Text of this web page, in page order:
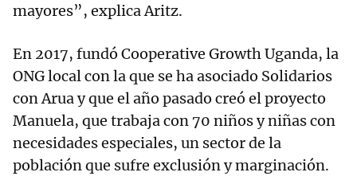
mayores”, explica Aritz.
En 2017, fundó Cooperative Growth Uganda, la
ONG local con la que se ha asociado Solidarios
con Arua y que el año pasado creó el proyecto
Manuela, que trabaja con 70 niños y niñas con
necesidades especiales, un sector de la
población que sufre exclusión y marginación.